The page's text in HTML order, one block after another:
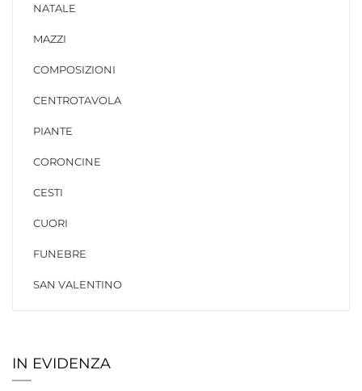
NATALE
MAZZI
COMPOSIZIONI
CENTROTAVOLA
PIANTE
CORONCINE
CESTI
CUORI
FUNEBRE
SAN VALENTINO
IN EVIDENZA